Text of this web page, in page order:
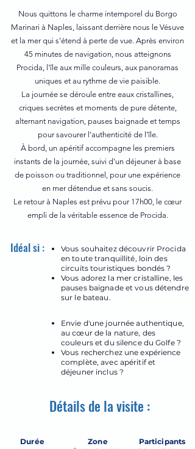
Nous quittons le charme intemporel du Borgo
Marinari à Naples, laissant derrière nous le Vésuve
et la mer qui s'étend à perte de vue. Après environ
45 minutes de navigation, nous atteignons
Procida, l'île aux mille couleurs, aux panoramas
uniques et au rythme de vie paisible.
La journée se déroule entre eaux cristallines,
criques secrètes et moments de pure détente,
alternant navigation, pauses baignade et temps
pour savourer l'authenticité de l'île.
À bord, un apéritif accompagne les premiers
instants de la journée, suivi d'un déjeuner à base
de poisson ou traditionnel, pour une expérience
en mer détendue et sans soucis.
Le retour à Naples est prévu pour 17h00, le cœur
empli de la véritable essence de Procida.
Idéal si :
Vous souhaitez découvrir Procida
en toute tranquillité, loin des
circuits touristiques bondés ?
Vous adorez la mer cristalline, les
pauses baignade et vous détendre
sur le bateau.
Envie d'une journée authentique,
au cœur de la nature, des
couleurs et du silence du Golfe ?
Vous recherchez une expérience
complète, avec apéritif et
déjeuner inclus ?
Détails de la visite :
Durée Zone Participants